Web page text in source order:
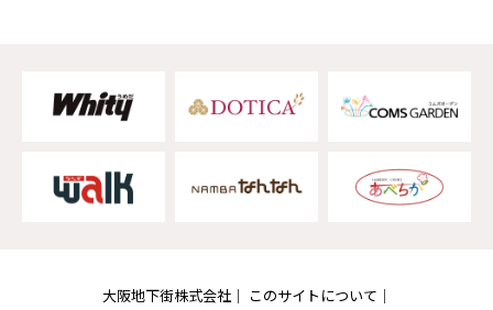
大阪地下街株式会社
このサイトについて